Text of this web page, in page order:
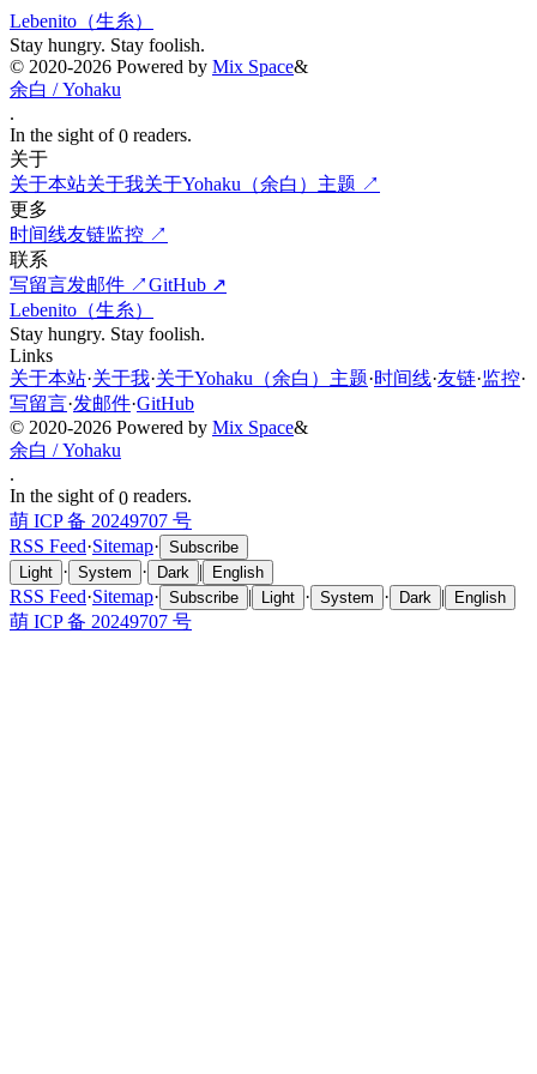
Lebenito（生糸）
Stay hungry. Stay foolish.
© 2020-2026 Powered by Mix Space&
余白 / Yohaku
.
In the sight of0 readers.
关于
关于本站关于我关于Yohaku（余白）主题 ↗
更多
时间线友链监控 ↗
联系
写留言发邮件 ↗GitHub ↗
Lebenito（生糸）
Stay hungry. Stay foolish.
Links
关于本站·关于我·关于Yohaku（余白）主题·时间线·友链·监控·
写留言·发邮件·GitHub
© 2020-2026 Powered by Mix Space&
余白 / Yohaku
.
In the sight of0 readers.
萌 ICP 备 20249707 号
RSS Feed·Sitemap· Subscribe
Light · System · Dark | English
RSS Feed·Sitemap· Subscribe | Light · System · Dark | English
萌 ICP 备 20249707 号